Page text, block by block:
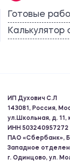
Готовые
Калькулятор
ИП Духович С.Л
143081, Россия,
ул.Школьная, д. 11,
ИНН 503240957272
ПАО «Сбербанк»,
Западное
г. Одинцово, ул.